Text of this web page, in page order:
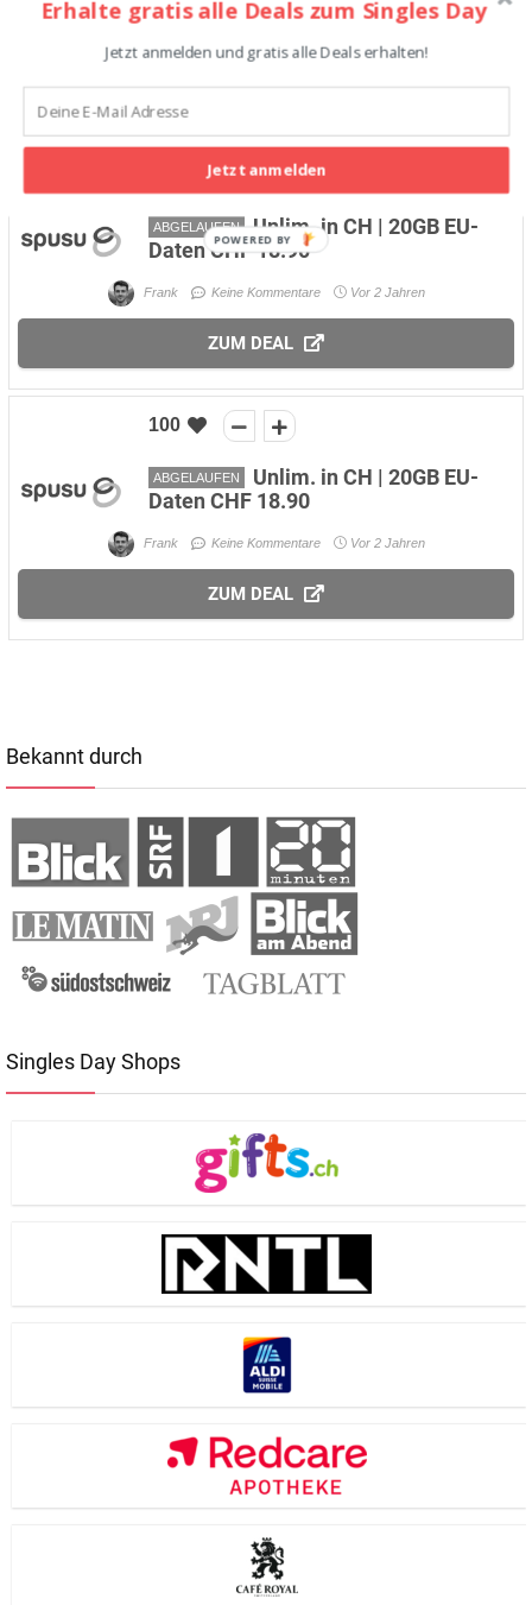
ZUM DEAL
ABGELAUFEN
Unlim. in CH | 20GB EU-
Daten CHF 18.90
Frank Keine Kommentare Vor 2 Jahren
ZUM DEAL
100
ABGELAUFEN
Unlim. in CH | 20GB EU-
Daten CHF 18.90
Frank Keine Kommentare Vor 2 Jahren
ZUM DEAL
Bekannt durch
Singles Day Shops
Erhalte gratis alle Deals zum Singles Day
Jetzt anmelden und gratis alle Deals erhalten!
Jetzt anmelden
POWERED BY